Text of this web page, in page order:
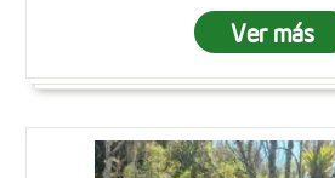
Ver más